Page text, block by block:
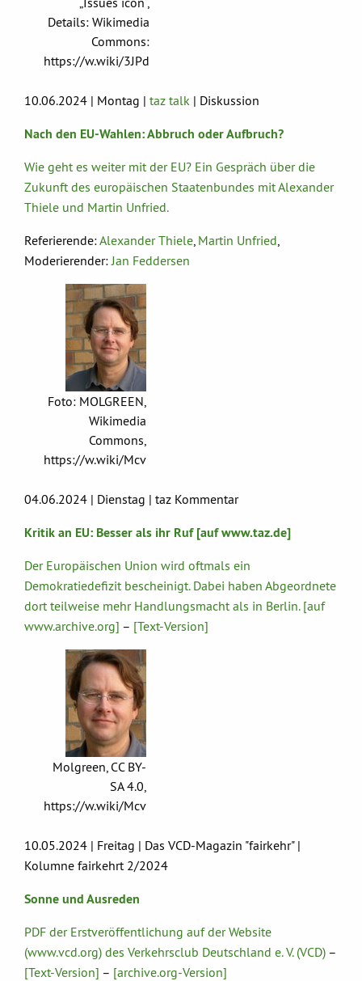
Details: Wikimedia
Commons:
https://w.wiki/3JPd
10.06.2024 | Montag | taz talk | Diskussion
Nach den EU-Wahlen: Abbruch oder Aufbruch?
Wie geht es weiter mit der EU? Ein Gespräch über die
Zukunft des europäischen Staatenbundes mit Alexander
Thiele und Martin Unfried.
Referierende:Alexander Thiele, Martin Unfried,
Moderierender:Jan Feddersen
Foto: MOLGREEN,
Wikimedia
Commons,
https://w.wiki/Mcv
04.06.2024 | Dienstag | taz Kommentar
Kritik an EU: Besser als ihr Ruf [auf www.taz.de]
Der Europäischen Union wird oftmals ein
Demokratiedefizit bescheinigt. Dabei haben Abgeordnete
dort teilweise mehr Handlungsmacht als in Berlin. [auf
www.archive.org] – [Text-Version]
Molgreen, CC BY-
SA 4.0,
https://w.wiki/Mcv
10.05.2024 | Freitag | Das VCD-Magazin "fairkehr" |
Kolumne fairkehrt 2/2024
Sonne und Ausreden
PDF der Erstveröffentlichung auf der Website
(www.vcd.org) des Verkehrsclub Deutschland e. V. (VCD) –
[Text-Version] – [archive.org-Version]